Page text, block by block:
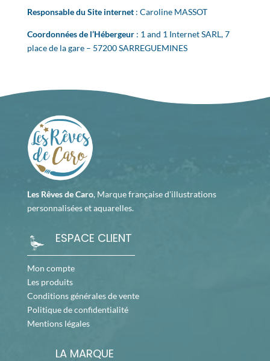
Responsable du Site internet: Caroline MASSOT
Coordonnées de l’Hébergeur : 1 and 1 Internet SARL, 7
place de la gare – 57200 SARREGUEMINES
Les Rêves de Caro, Marque française d'illustrations
personnalisées et aquarelles.
ESPACE CLIENT
Mon compte
Les produits
Conditions générales de vente
Politique de confidentialité
Mentions légales
LA MARQUE